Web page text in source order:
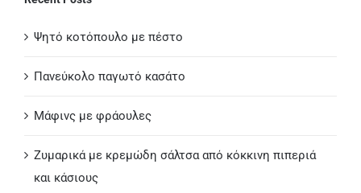
Ψητό κοτόπουλο με πέστο
Πανεύκολο παγωτό κασάτο
Μάφινς με φράουλες
Ζυμαρικά με κρεμώδη σάλτσα από κόκκινη πιπεριά
και κάσιους